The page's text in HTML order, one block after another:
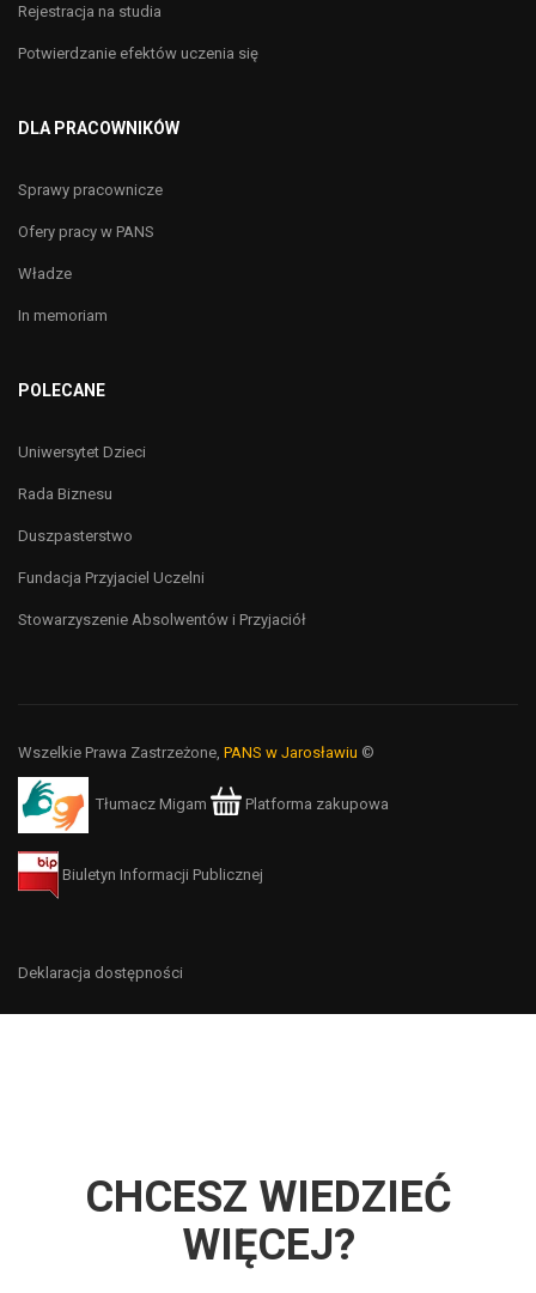
Rejestracja na studia
Potwierdzanie efektów uczenia się
DLA PRACOWNIKÓW
Sprawy pracownicze
Ofery pracy w PANS
Władze
In memoriam
POLECANE
Uniwersytet Dzieci
Rada Biznesu
Duszpasterstwo
Fundacja Przyjaciel Uczelni
Stowarzyszenie Absolwentów i Przyjaciół
Wszelkie Prawa Zastrzeżone, PANS w Jarosławiu ©
Tłumacz Migam Platforma zakupowa
Biuletyn Informacji Publicznej
Deklaracja dostępności
CHCESZ WIEDZIEĆ
WIĘCEJ?